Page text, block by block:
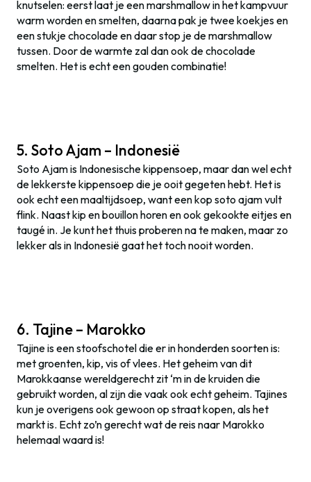
knutselen: eerst laat je een marshmallow in het kampvuur
warm worden en smelten, daarna pak je twee koekjes en
een stukje chocolade en daar stop je de marshmallow
tussen. Door de warmte zal dan ook de chocolade
smelten. Het is echt een gouden combinatie!
5. Soto Ajam – Indonesië
Soto Ajam is Indonesische kippensoep, maar dan wel echt
de lekkerste kippensoep die je ooit gegeten hebt. Het is
ook echt een maaltijdsoep, want een kop soto ajam vult
flink. Naast kip en bouillon horen en ook gekookte eitjes en
taugé in. Je kunt het thuis proberen na te maken, maar zo
lekker als in Indonesië gaat het toch nooit worden.
6. Tajine – Marokko
Tajine is een stoofschotel die er in honderden soorten is:
met groenten, kip, vis of vlees. Het geheim van dit
Marokkaanse wereldgerecht zit ‘m in de kruiden die
gebruikt worden, al zijn die vaak ook echt geheim. Tajines
kun je overigens ook gewoon op straat kopen, als het
markt is. Echt zo’n gerecht wat de reis naar Marokko
helemaal waard is!